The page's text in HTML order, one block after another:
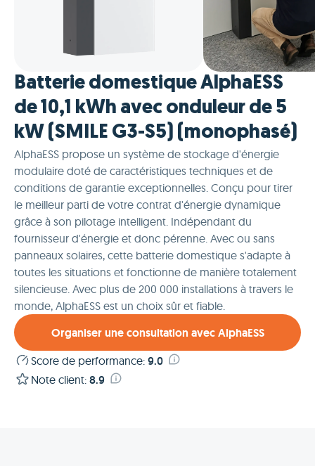
Batterie domestique AlphaESS
de 10,1 kWh avec onduleur de 5
kW (SMILE G3-S5) (monophasé)
AlphaESS propose un système de stockage d'énergie
modulaire doté de caractéristiques techniques et de
conditions de garantie exceptionnelles. Conçu pour tirer
le meilleur parti de votre contrat d'énergie dynamique
grâce à son pilotage intelligent. Indépendant du
fournisseur d'énergie et donc pérenne. Avec ou sans
panneaux solaires, cette batterie domestique s'adapte à
toutes les situations et fonctionne de manière totalement
silencieuse. Avec plus de 200 000 installations à travers le
monde, AlphaESS est un choix sûr et fiable.
Organiser une consultation avec AlphaESS
Score de performance: 9.0
Note client: 8.9